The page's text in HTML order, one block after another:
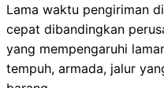
Lama waktu pengiriman
cepat dibandingkan
yang mempengaruhi
tempuh, armada, jalur